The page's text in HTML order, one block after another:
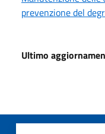
prevenzione del
Ultimo